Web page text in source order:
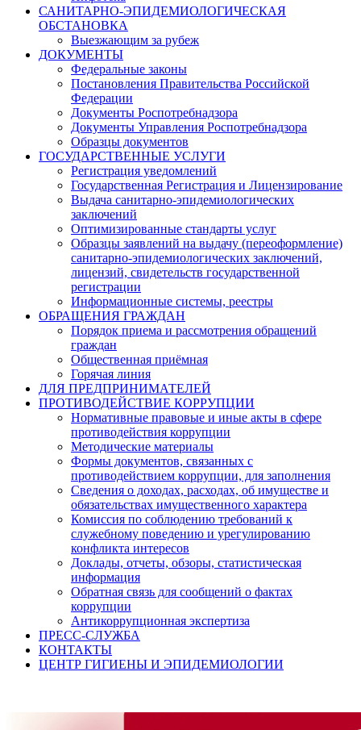
САНИТАРНО-ЭПИДЕМИОЛОГИЧЕСКАЯ
ОБСТАНОВКА
Выезжающим за рубеж
ДОКУМЕНТЫ
Федеральные законы
Постановления Правительства Российской
Федерации
Документы Роспотребнадзора
Документы Управления Роспотребнадзора
Образцы документов
ГОСУДАРСТВЕННЫЕ УСЛУГИ
Регистрация уведомлений
Государственная Регистрация и Лицензирование
Выдача санитарно-эпидемиологических
заключений
Оптимизированные стандарты услуг
Образцы заявлений на выдачу (переоформление)
санитарно-эпидемиологических заключений,
лицензий, свидетельств государственной
регистрации
Информационные системы, реестры
ОБРАЩЕНИЯ ГРАЖДАН
Порядок приема и рассмотрения обращений
граждан
Общественная приёмная
Горячая линия
ДЛЯ ПРЕДПРИНИМАТЕЛЕЙ
ПРОТИВОДЕЙСТВИЕ КОРРУПЦИИ
Нормативные правовые и иные акты в сфере
противодействия коррупции
Методические материалы
Формы документов, связанных с
противодействием коррупции, для заполнения
Сведения о доходах, расходах, об имуществе и
обязательствах имущественного характера
Комиссия по соблюдению требований к
служебному поведению и урегулированию
конфликта интересов
Доклады, отчеты, обзоры, статистическая
информация
Обратная связь для сообщений о фактах
коррупции
Антикоррупционная экспертиза
ПРЕСС-СЛУЖБА
КОНТАКТЫ
ЦЕНТР ГИГИЕНЫ И ЭПИДЕМИОЛОГИИ